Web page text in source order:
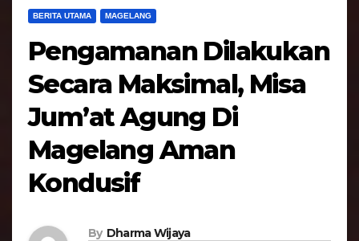
BERITA UTAMA MAGELANG
Pengamanan Dilakukan
Secara Maksimal, Misa
Jum’at Agung Di
Magelang Aman
Kondusif
By Dharma Wijaya